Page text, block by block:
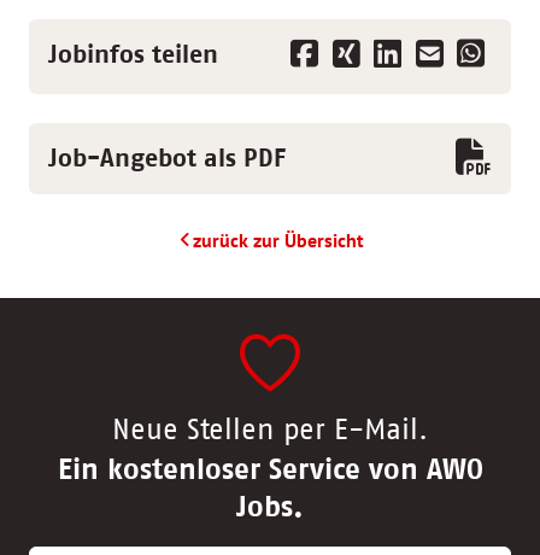
Jobinfos teilen
Job-Angebot als PDF
zurück zur Übersicht
Neue Stellen per E-Mail.
Ein kostenloser Service von AWO
Jobs.